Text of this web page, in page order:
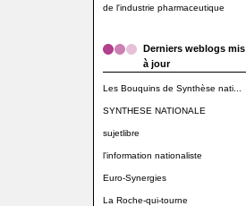
de l'industrie pharmaceutique
Derniers weblogs mis
à jour
Les Bouquins de Synthèse nati...
SYNTHESE NATIONALE
sujetlibre
l'information nationaliste
Euro-Synergies
La Roche-qui-tourne